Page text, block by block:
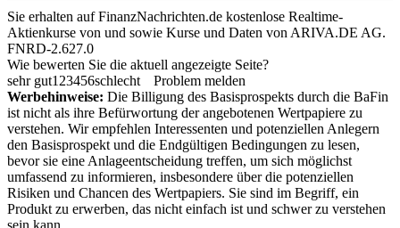
Sie erhalten auf FinanzNachrichten.de kostenlose Realtime-
Aktienkurse von und sowie Kurse und Daten von ARIVA.DE AG.
FNRD-2.627.0
Wie bewerten Sie die aktuell angezeigte Seite?
sehr gut1 23456schlecht
Problem melden
Werbehinweise: Die Billigung des Basisprospekts durch die BaFin
ist nicht als ihre Befürwortung der angebotenen Wertpapiere zu
verstehen. Wir empfehlen Interessenten und potenziellen Anlegern
den Basisprospekt und die Endgültigen Bedingungen zu lesen,
bevor sie eine Anlageentscheidung treffen, um sich möglichst
umfassend zu informieren, insbesondere über die potenziellen
Risiken und Chancen des Wertpapiers. Sie sind im Begriff, ein
Produkt zu erwerben, das nicht einfach ist und schwer zu verstehen
sein kann.